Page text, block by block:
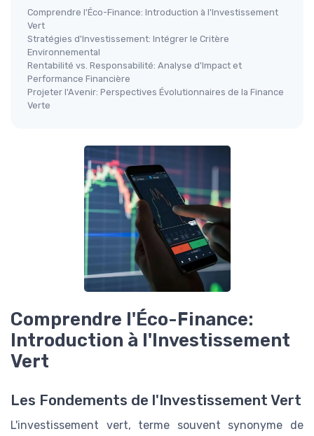
Comprendre l'Éco-Finance: Introduction à l'Investissement
Vert
Stratégies d'Investissement: Intégrer le Critère
Environnemental
Rentabilité vs. Responsabilité: Analyse d'Impact et
Performance Financière
Projeter l'Avenir: Perspectives Évolutionnaires de la Finance
Verte
Comprendre l'Éco-Finance:
Introduction à l'Investissement
Vert
Les Fondements de l'Investissement Vert
L'investissement vert, terme souvent synonyme de